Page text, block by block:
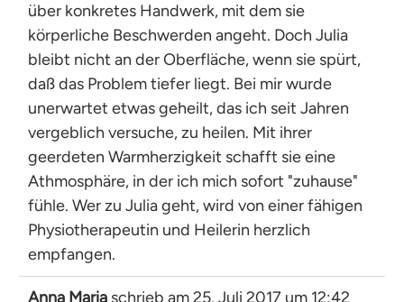
über konkretes Handwerk, mit dem sie
körperliche Beschwerden angeht. Doch Julia
bleibt nicht an der Oberfläche, wenn sie spürt,
daß das Problem tiefer liegt. Bei mir wurde
unerwartet etwas geheilt, das ich seit Jahren
vergeblich versuche, zu heilen. Mit ihrer
geerdeten Warmherzigkeit schafft sie eine
Athmosphäre, in der ich mich sofort "zuhause"
fühle. Wer zu Julia geht, wird von einer fähigen
Physiotherapeutin und Heilerin herzlich
empfangen.
Anna Maria schrieb am25. Juli 2017 um 12:42